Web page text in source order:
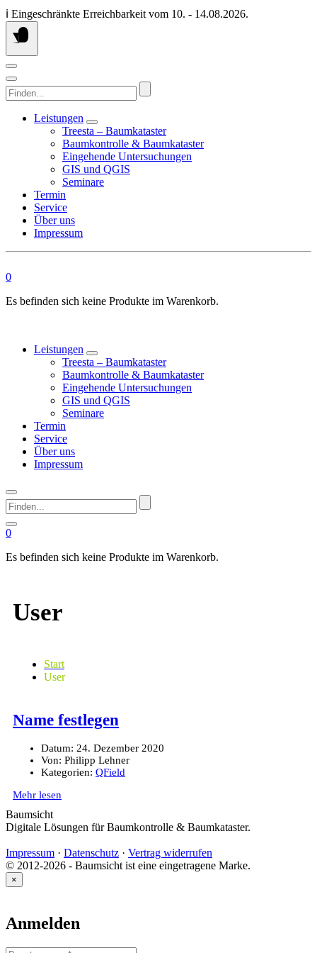
Springen
Sie
zum
ℹ️ Eingeschränkte Erreichbarkeit vom 10. - 14.08.2026.
Finden...
Leistungen
Treesta – Baumkataster
Baumkontrolle & Baumkataster
Eingehende Untersuchungen
GIS und QGIS
Seminare
Termin
Service
Über uns
Impressum
0
Es befinden sich keine Produkte im Warenkorb.
Leistungen
Treesta – Baumkataster
Baumkontrolle & Baumkataster
Eingehende Untersuchungen
GIS und QGIS
Seminare
Termin
Service
Über uns
Impressum
Finden...
0
Es befinden sich keine Produkte im Warenkorb.
User
Start
User
Name festlegen
Datum: 24. Dezember 2020
Von: Philipp Lehner
Kategorien: QField
Mehr lesen
Baumsicht
Digitale Lösungen für Baumkontrolle & Baumkataster.
Impressum · Datenschutz · Vertrag widerrufen
© 2012-2026 - Baumsicht ist eine eingetragene Marke.
×
Anmelden